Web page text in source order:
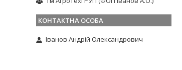
Іванов Андрій Олександрович